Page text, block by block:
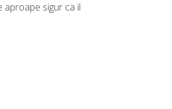
aproape sigur ca il